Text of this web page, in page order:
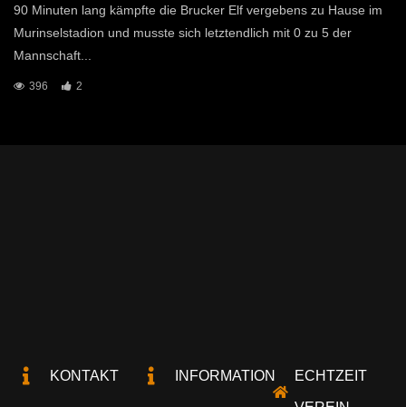
90 Minuten lang kämpfte die Brucker Elf vergebens zu Hause im
Murinselstadion und musste sich letztendlich mit 0 zu 5 der
Mannschaft...
396 2
KONTAKT INFORMATION ECHTZEIT